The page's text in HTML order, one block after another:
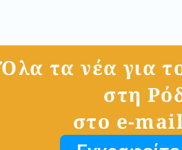
Όλα τα νέα για
στη
στο e-